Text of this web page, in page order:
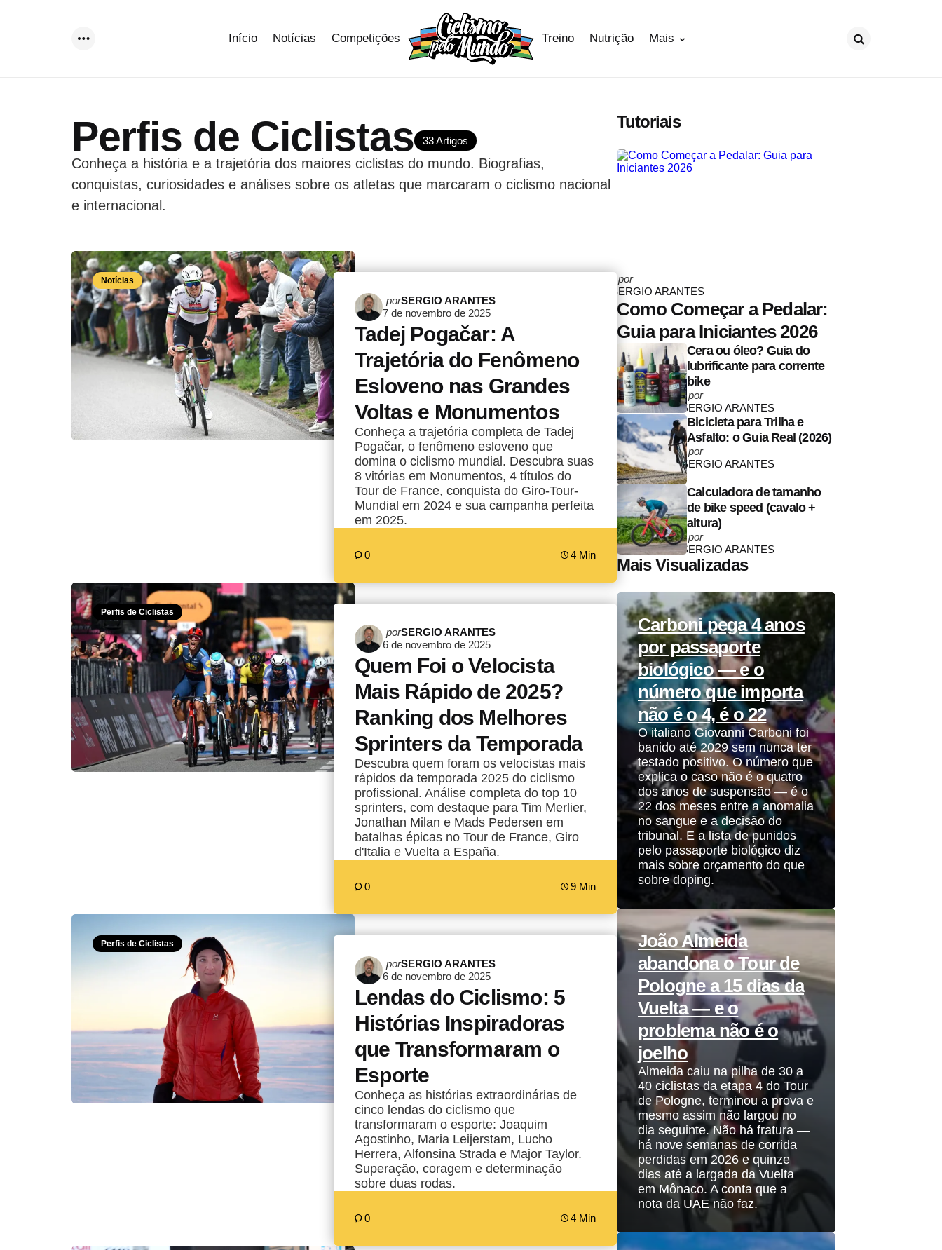
Início Notícias Competições Treino Nutrição Mais
33 Artigos
Perfis de Ciclistas
Conheça a história e a trajetória dos maiores ciclistas do mundo. Biografias,
conquistas, curiosidades e análises sobre os atletas que marcaram o ciclismo nacional
e internacional.
Notícias
Postado
por
porSERGIO ARANTES
7 de novembro de 2025
Tadej Pogačar: A
Trajetória do Fenômeno
Esloveno nas Grandes
Voltas e Monumentos
Conheça a trajetória completa de Tadej
Pogačar, o fenômeno esloveno que
domina o ciclismo mundial. Descubra suas
8 vitórias em Monumentos, 4 títulos do
Tour de France, conquista do Giro-Tour-
Mundial em 2024 e sua campanha perfeita
em 2025.
0 4 Min
Perfis de Ciclistas
Postado
por
porSERGIO ARANTES
6 de novembro de 2025
Quem Foi o Velocista
Mais Rápido de 2025?
Ranking dos Melhores
Sprinters da Temporada
Descubra quem foram os velocistas mais
rápidos da temporada 2025 do ciclismo
profissional. Análise completa do top 10
sprinters, com destaque para Tim Merlier,
Jonathan Milan e Mads Pedersen em
batalhas épicas no Tour de France, Giro
d'Italia e Vuelta a España.
0 9 Min
Perfis de Ciclistas
Postado
por
porSERGIO ARANTES
6 de novembro de 2025
Lendas do Ciclismo: 5
Histórias Inspiradoras
que Transformaram o
Esporte
Conheça as histórias extraordinárias de
cinco lendas do ciclismo que
transformaram o esporte: Joaquim
Agostinho, Maria Leijerstam, Lucho
Herrera, Alfonsina Strada e Major Taylor.
Superação, coragem e determinação
sobre duas rodas.
0 4 Min
Tutoriais
Posted
by
por
SERGIO ARANTES
Como Começar a Pedalar:
Guia para Iniciantes 2026
Cera ou óleo? Guia do
lubrificante para corrente
bike
Posted
by
por
SERGIO ARANTES
Bicicleta para Trilha e
Asfalto: o Guia Real (2026)
Posted
by
por
SERGIO ARANTES
Calculadora de tamanho
de bike speed (cavalo +
altura)
Posted
by
por
SERGIO ARANTES
Mais Visualizadas
Carboni pega 4 anos
por passaporte
biológico — e o
número que importa
não é o 4, é o 22
O italiano Giovanni Carboni foi
banido até 2029 sem nunca ter
testado positivo. O número que
explica o caso não é o quatro
dos anos de suspensão — é o
22 dos meses entre a anomalia
no sangue e a decisão do
tribunal. E a lista de punidos
pelo passaporte biológico diz
mais sobre orçamento do que
sobre doping.
João Almeida
abandona o Tour de
Pologne a 15 dias da
Vuelta — e o
problema não é o
joelho
Almeida caiu na pilha de 30 a
40 ciclistas da etapa 4 do Tour
de Pologne, terminou a prova e
mesmo assim não largou no
dia seguinte. Não há fratura —
há nove semanas de corrida
perdidas em 2026 e quinze
dias até a largada da Vuelta
em Mônaco. A conta que a
nota da UAE não faz.